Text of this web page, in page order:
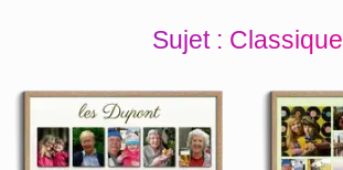
Sujet : Classique